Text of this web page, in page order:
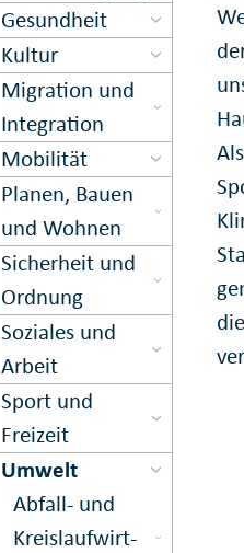
Gesundheit
Kultur
Migration und
Inte­gration
Mobilität
Planen, Bauen
und Wohnen
Sicher­heit und
Ord­nung
Soziales und
Arbeit
Sport und
Freizeit
Umwelt
Abfall- und
Kreis­lauf­wirt­